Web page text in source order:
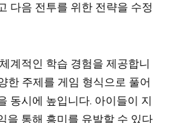
다음 전투를 위한 전략을 수정
계적인 학습 경험을 제공합니
한 주제를 게임 형식으로 풀어
동시에 높입니다. 아이들이 지
을 통해 흥미를 유발할 수 있다